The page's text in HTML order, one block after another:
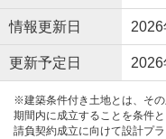
情報更新日 2026
更新予定日 2026
※建築条件付き土地とは、そ
期間内に成立することを条件
請負契約成立に向けて設計プ